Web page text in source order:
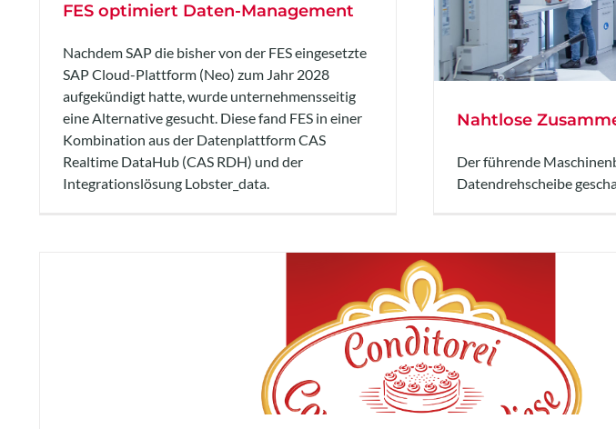
FES optimiert Daten-Management
Nachdem SAP die bisher von der FES eingesetzte
SAP Cloud-Plattform (Neo) zum Jahr 2028
aufgekündigt hatte, wurde unternehmensseitig
eine Alternative gesucht. Diese fand FES in einer
Kombination aus der Datenplattform CAS
Realtime DataHub (CAS RDH) und der
Integrationslösung Lobster_data.
Nahtlose
Der führende
Datendrehscheibe